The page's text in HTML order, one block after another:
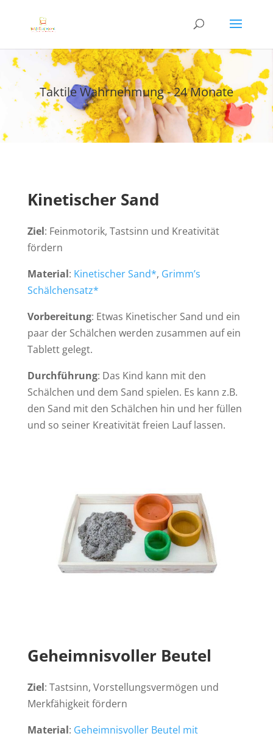
Taktile Wahrnehmung - 24 Monate
Kinetischer Sand
Ziel: Feinmotorik, Tastsinn und Kreativität
fördern
Material: Kinetischer Sand*, Grimm’s
Schälchensatz*
Vorbereitung: Etwas Kinetischer Sand und ein
paar der Schälchen werden zusammen auf ein
Tablett gelegt.
Durchführung: Das Kind kann mit den
Schälchen und dem Sand spielen. Es kann z.B.
den Sand mit den Schälchen hin und her füllen
und so seiner Kreativität freien Lauf lassen.
Geheimnisvoller Beutel
Ziel: Tastsinn, Vorstellungsvermögen und
Merkfähigkeit fördern
Material: Geheimnisvoller Beutel mit